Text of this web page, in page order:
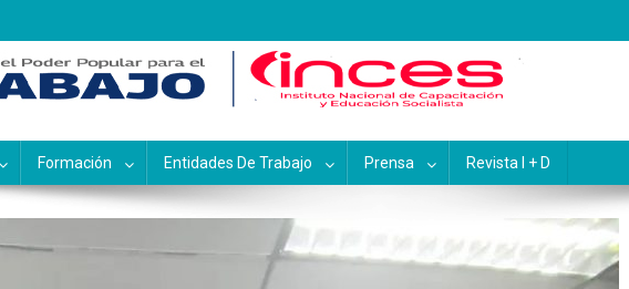
de Capacitación y Educación
Formación Entidades De Trabajo Prensa Revista I + D